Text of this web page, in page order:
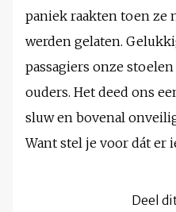
paniek raakten toen ze
werden gelaten.
passagiers onze
ouders. Het deed ons
sluw en bovenal
Want stel je voor dát er
Deel